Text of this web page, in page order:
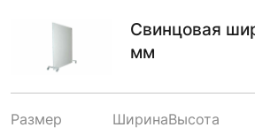
Свинцовая
мм
Размер
ШиринаВысота